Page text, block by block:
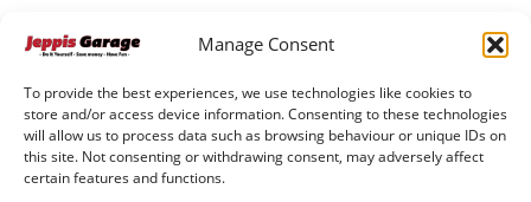
Manage Consent
To provide the best experiences, we use technologies like cookies to
store and/or access device information. Consenting to these technologies
will allow us to process data such as browsing behaviour or unique IDs on
this site. Not consenting or withdrawing consent, may adversely affect
certain features and functions.